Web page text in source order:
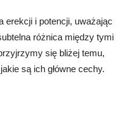
erekcji i potencji, uważając
różnica między tymi
się bliżej temu,
są ich główne cechy.